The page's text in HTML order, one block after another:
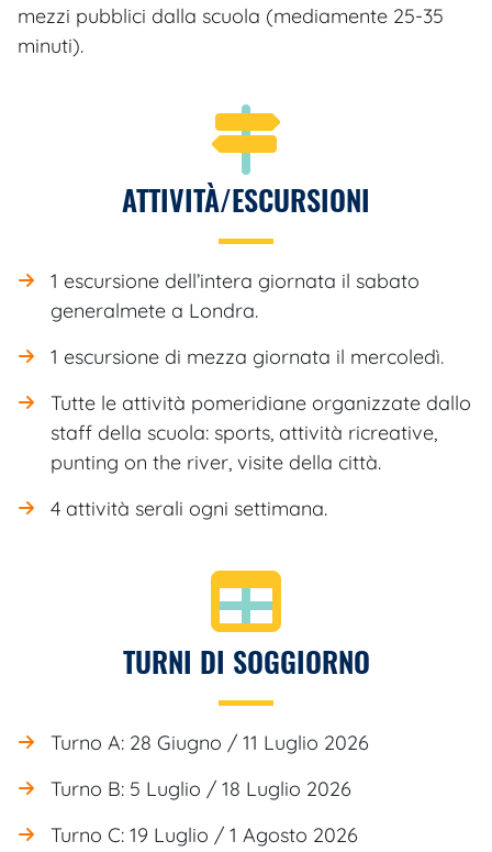
mezzi pubblici dalla scuola (mediamente 25-35
minuti).
ATTIVITÀ/ESCURSIONI
1 escursione dell’intera giornata il sabato
generalmete a Londra.
1 escursione di mezza giornata il mercoledì.
Tutte le attività pomeridiane organizzate dallo
staff della scuola: sports, attività ricreative,
punting on the river, visite della città.
4 attività serali ogni settimana.
TURNI DI SOGGIORNO
Turno A: 28 Giugno / 11 Luglio 2026
Turno B: 5 Luglio / 18 Luglio 2026
Turno C: 19 Luglio / 1 Agosto 2026